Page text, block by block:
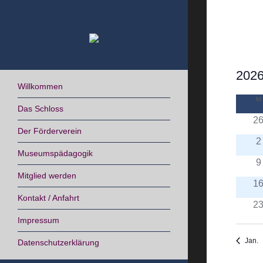
Willkommen
Das Schloss
Der Förderverein
Museumspädagogik
Mitglied werden
Kontakt / Anfahrt
Impressum
Datenschutzerklärung
von
M
26
2
9
16
23
Jan.